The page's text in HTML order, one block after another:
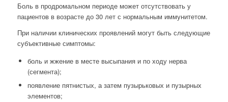
Боль в продромальном периоде может отсутствовать у
пациентов в возрасте до 30 лет с нормальным иммунитетом.
При наличии клинических проявлений могут быть следующие
субъективные симптомы:
боль и жжение в месте высыпания и по ходу нерва
(сегмента);
появление пятнистых, а затем пузырьковых и пузырных
элементов;